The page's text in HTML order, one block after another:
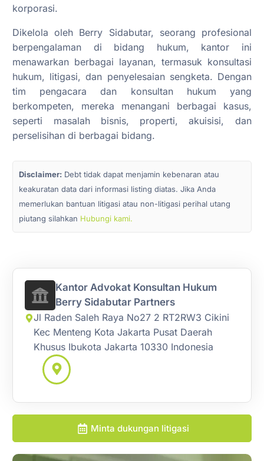
korporasi.
Dikelola oleh Berry Sidabutar, seorang profesional
berpengalaman di bidang hukum, kantor ini
menawarkan berbagai layanan, termasuk konsultasi
hukum, litigasi, dan penyelesaian sengketa. Dengan
tim pengacara dan konsultan hukum yang
berkompeten, mereka menangani berbagai kasus,
seperti masalah bisnis, properti, akuisisi, dan
perselisihan di berbagai bidang.
Disclaimer: Debt tidak dapat menjamin kebenaran atau
keakuratan data dari informasi listing diatas. Jika Anda
memerlukan bantuan litigasi atau non-litigasi perihal utang
piutang silahkan Hubungi kami.
Kantor Advokat Konsultan Hukum
Berry Sidabutar Partners
Jl Raden Saleh Raya No27 2 RT2RW3 Cikini
Kec Menteng Kota Jakarta Pusat Daerah
Khusus Ibukota Jakarta 10330 Indonesia
Minta dukungan litigasi